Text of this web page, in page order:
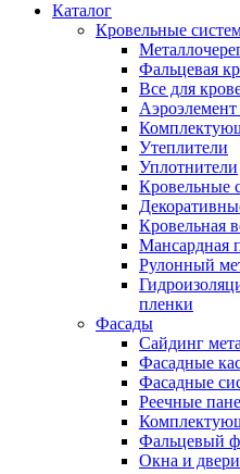
Каталог
Кровельные
Фальцевая
Все для
Аэроэлемент
Утеплители
Уплотнители
Кровельные
Кровельная
Мансардная
Рулонный
пленки
Фасады
Сайдинг
Фасадные
Фасадные
Реечные
Фальцевый
Окна и двери